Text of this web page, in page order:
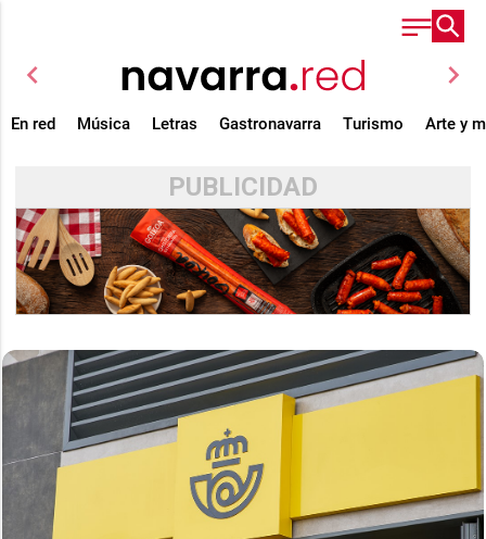
chevron_left chevron_right
En red Música Letras Gastronavarra Turismo Arte y
PUBLICIDAD